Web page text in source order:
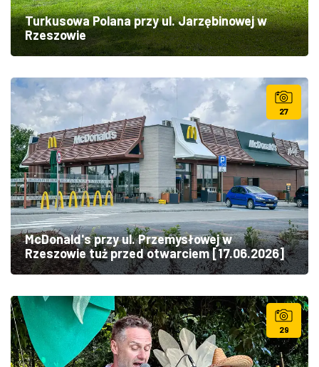
Turkusowa Polana przy ul. Jarzębinowej w
Rzeszowie
27
McDonald's przy ul. Przemysłowej w
Rzeszowie tuż przed otwarciem [17.06.2026]
29